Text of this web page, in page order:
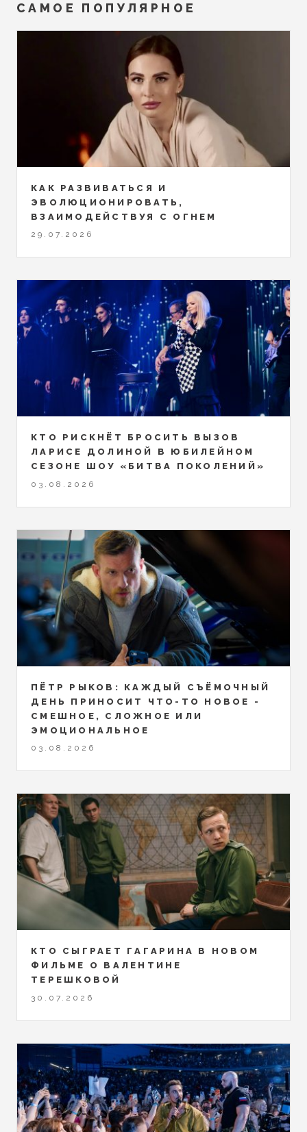
САМОЕ ПОПУЛЯРНОЕ
КАК РАЗВИВАТЬСЯ И
ЭВОЛЮЦИОНИРОВАТЬ,
ВЗАИМОДЕЙСТВУЯ С ОГНЕМ
29.07.2026
КТО РИСКНЁТ БРОСИТЬ ВЫЗОВ
ЛАРИСЕ ДОЛИНОЙ В ЮБИЛЕЙНОМ
СЕЗОНЕ ШОУ «БИТВА ПОКОЛЕНИЙ»
03.08.2026
ПЁТР РЫКОВ: КАЖДЫЙ СЪЁМОЧНЫЙ
ДЕНЬ ПРИНОСИТ ЧТО-ТО НОВОЕ -
СМЕШНОЕ, СЛОЖНОЕ ИЛИ
ЭМОЦИОНАЛЬНОЕ
03.08.2026
КТО СЫГРАЕТ ГАГАРИНА В НОВОМ
ФИЛЬМЕ О ВАЛЕНТИНЕ
ТЕРЕШКОВОЙ
30.07.2026